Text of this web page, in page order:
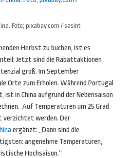
Foto; pixabay.com / sasint
Herbst zu buchen, ist es
Jetzt sind die Rabattaktionen
groß. Im September
Orte zum Erholen. Während Portugal
ist in China aufgrund der Nebensaison
Auf Temperaturen um 25 Grad
verzichtet werden. Der
ergänzt: „Dann sind die
angenehme Temperaturen,
Hochsaison.“